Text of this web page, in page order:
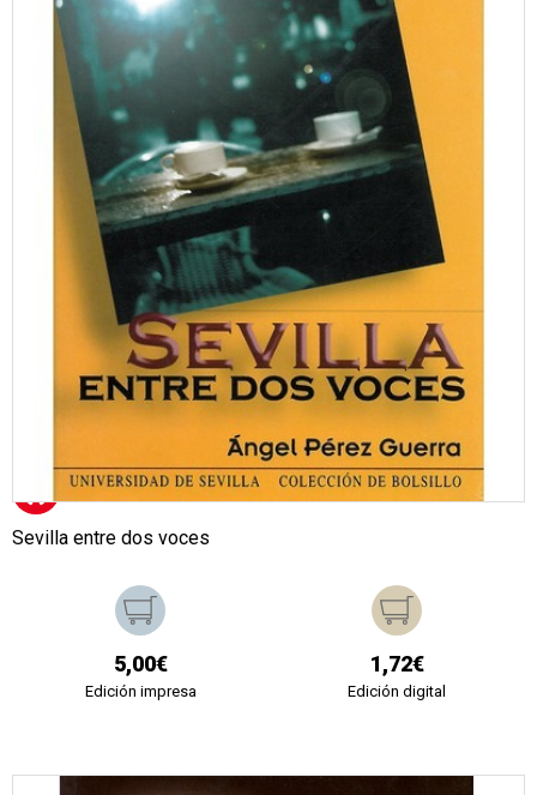
Sevilla entre dos voces
5,00€
Edición impresa
1,72€
Edición digital